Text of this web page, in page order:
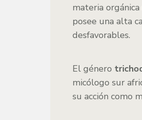
materia
posee una alta
desfavorables.
El género
micólogo sur
su acción como